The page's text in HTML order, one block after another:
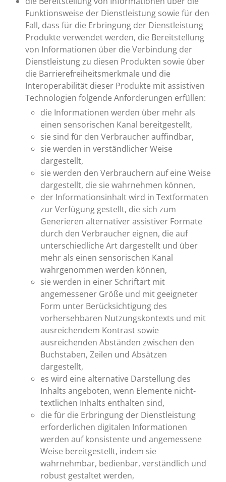
Funktionsweise der Dienstleistung sowie für den
Fall, dass für die Erbringung der Dienstleistung
Produkte verwendet werden, die Bereitstellung
von Informationen über die Verbindung der
Dienstleistung zu diesen Produkten sowie über
die Barrierefreiheitsmerkmale und die
Interoperabilität dieser Produkte mit assistiven
Technologien folgende Anforderungen erfüllen:
die Informationen werden über mehr als
einen sensorischen Kanal bereitgestellt,
sie sind für den Verbraucher auffindbar,
sie werden in verständlicher Weise
dargestellt,
sie werden den Verbrauchern auf eine Weise
dargestellt, die sie wahrnehmen können,
der Informationsinhalt wird in Textformaten
zur Verfügung gestellt, die sich zum
Generieren alternativer assistiver Formate
durch den Verbraucher eignen, die auf
unterschiedliche Art dargestellt und über
mehr als einen sensorischen Kanal
wahrgenommen werden können,
sie werden in einer Schriftart mit
angemessener Größe und mit geeigneter
Form unter Berücksichtigung des
vorhersehbaren Nutzungskontexts und mit
ausreichendem Kontrast sowie
ausreichenden Abständen zwischen den
Buchstaben, Zeilen und Absätzen
dargestellt,
es wird eine alternative Darstellung des
Inhalts angeboten, wenn Elemente nicht-
textlichen Inhalts enthalten sind,
die für die Erbringung der Dienstleistung
erforderlichen digitalen Informationen
werden auf konsistente und angemessene
Weise bereitgestellt, indem sie
wahrnehmbar, bedienbar, verständlich und
robust gestaltet werden,